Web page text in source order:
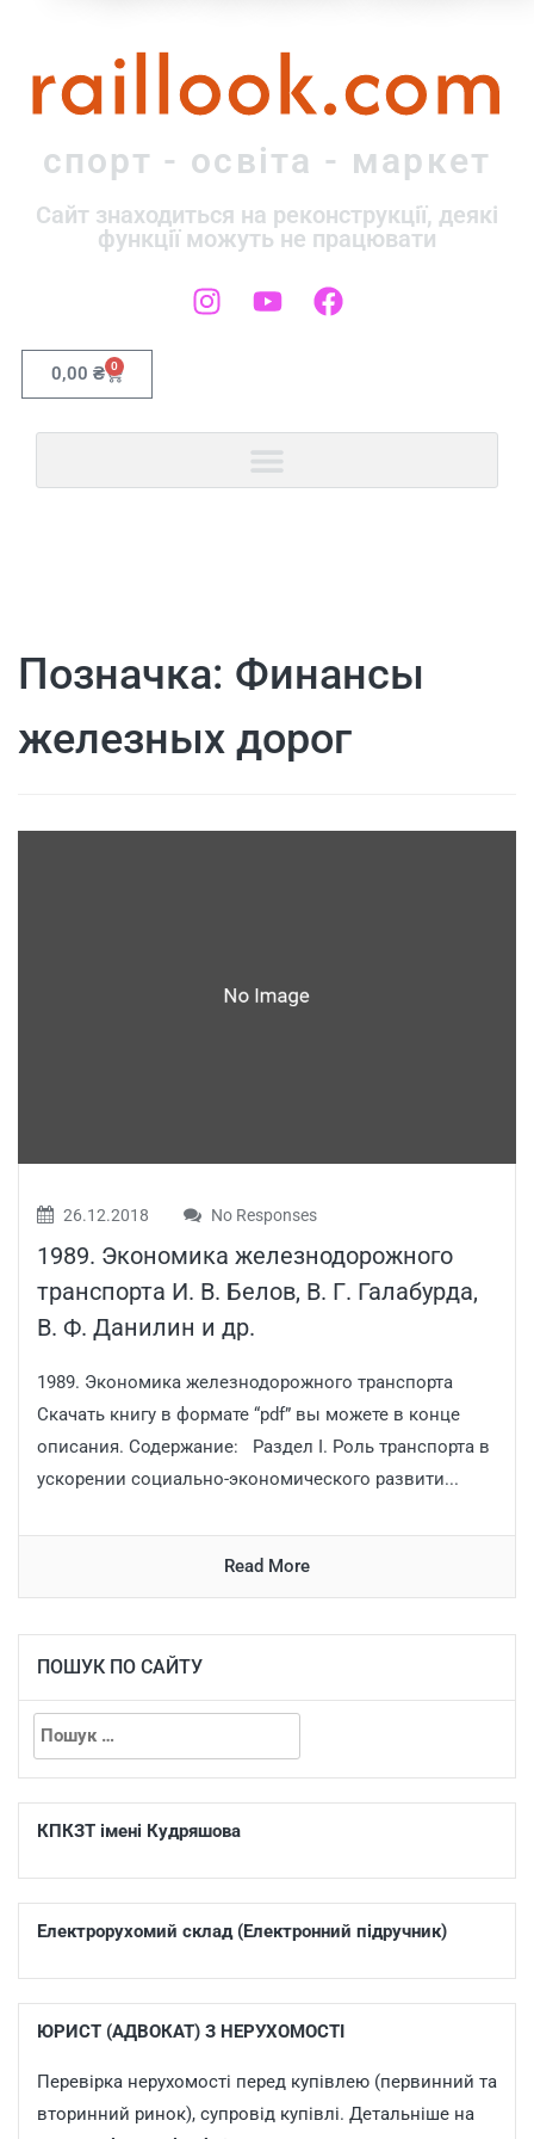
raillook.com
спорт - освіта - маркет
Сайт знаходиться на реконструкції, деякі
функції можуть не працювати
0,00 ₴ 0
Позначка: Финансы
железных дорог
26.12.2018 No Responses
1989. Экономика железнодорожного
транспорта И. В. Белов, В. Г. Галабурда,
В. Ф. Данилин и др.
1989. Экономика железнодорожного транспорта
Скачать книгу в формате “pdf” вы можете в конце
описания. Содержание: Раздел I. Роль транспорта в
ускорении социально-экономического развити...
Read More
ПОШУК ПО САЙТУ
КПКЗТ імені Кудряшова
Електрорухомий склад (Електронний підручник)
ЮРИСТ (АДВОКАТ) З НЕРУХОМОСТІ
Перевірка нерухомості перед купівлею (первинний та
вторинний ринок), супровід купівлі. Детальніше на